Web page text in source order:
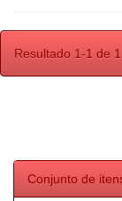
Resultado 1-1 de 1.
Conjunto de